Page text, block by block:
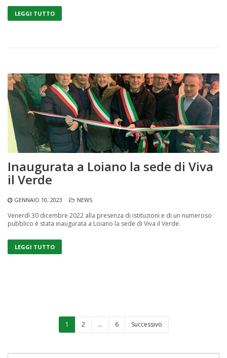
LEGGI TUTTO
Inaugurata a Loiano la sede di Viva
il Verde
GENNAIO 10, 2023 NEWS
Venerdì 30 dicembre 2022 alla presenza di istituzioni e di un numeroso
pubblico è stata inaugurata a Loiano la sede di Viva il Verde.
LEGGI TUTTO
1 2 … 6 Successivo